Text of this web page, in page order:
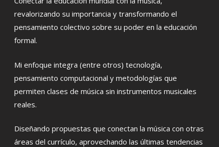
revalorizando su importancia y transformando el
pensamiento colectivo sobre su poder en la educación
formal.
Mi enfoque integra (entre otros) tecnología,
pensamiento computacional y metodologías que
permiten clases de música sin instrumentos musicales
reales.
Diseñando propuestas que conectan la música con otras
áreas del currículo, aprovechando las últimas tendencias